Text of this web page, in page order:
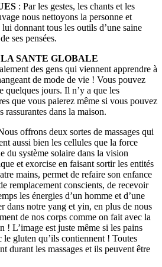
: Par les gestes, les chants et les
nous nettoyons la personne et
donnant tous les outils d’une saine
ses pensées.
SANTE GLOBALE
des gens qui viennent apprendre à
de mode de vie ! Vous pouvez
quelques jours. Il n’y a que les
que vous paierez même si vous pouvez
rassurantes dans la maison.
offrons deux sortes de massages qui
aussi bien les cellules que la force
du système solaire dans la vision
et exorcise en faisant sortir les entités
mains, permet de refaire son enfance
remplacement conscients, de recevoir
les énergies d’un homme et d’une
dans notre yang et yin, en plus de nous
de nos corps comme on fait avec la
! L’image est juste même si les pains
le gluten qu’ils contiennent ! Toutes
durant les massages et ils peuvent être